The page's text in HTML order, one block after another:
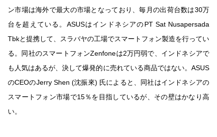
ン市場は海外で最大の市場となっており、毎月の出荷台数は30万
台を超えている。ASUSはインドネシアのPT Sat Nusapersada
Tbkと提携して、スラバヤの工場でスマートフォン製造を行ってい
る。同社のスマートフォンZenfoneは2万円弱で、インドネシアで
も人気はあるが、決して爆発的に売れている商品ではない。ASUS
のCEOのJerry Shen (沈振來) 氏によると、同社はインドネシアの
スマートフォン市場で15％を目指しているが、その壁はかなり高
い。